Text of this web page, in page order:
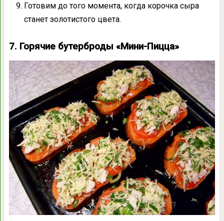
Готовим до того момента, когда корочка сыра
станет золотистого цвета.
7. Горячие бутерброды «Мини-Пицца»